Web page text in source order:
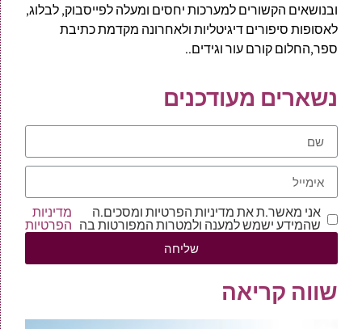
ובנושאים הקשורים למערכות יחסים ומעלה לפייסבוק, לבלוג,
לאסופות סיפורים דיגיטליות ולאחרונה מקדמת כתיבת
ספר,החלום קורם עור וגידים..
נשארים מעודכנים
אני מאשר.ת את מדיניות הפרטיות ומסכים.ה
שהמידע ישמש למענה ולמטרות המפורטות בה
מדיניות
הפרטיות
שליחה
שווה קריאה